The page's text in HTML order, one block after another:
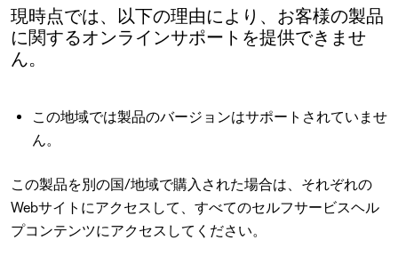
現時点では、以下の理由により、お客様の製品
に関するオンラインサポートを提供できませ
ん。
この地域では製品のバージョンはサポートされていませ
ん。
この製品を別の国/地域で購入された場合は、それぞれの
Webサイトにアクセスして、すべてのセルフサービスヘル
プコンテンツにアクセスしてください。